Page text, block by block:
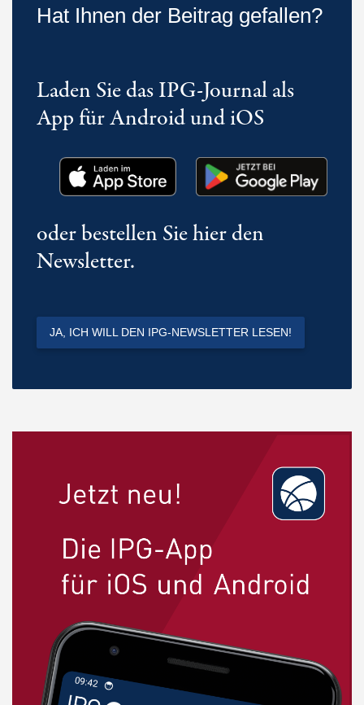
Hat Ihnen der Beitrag gefallen?
Laden Sie das IPG-Journal als
App für Android und iOS
oder bestellen Sie hier den
Newsletter.
JA, ICH WILL DEN IPG-NEWSLETTER LESEN!